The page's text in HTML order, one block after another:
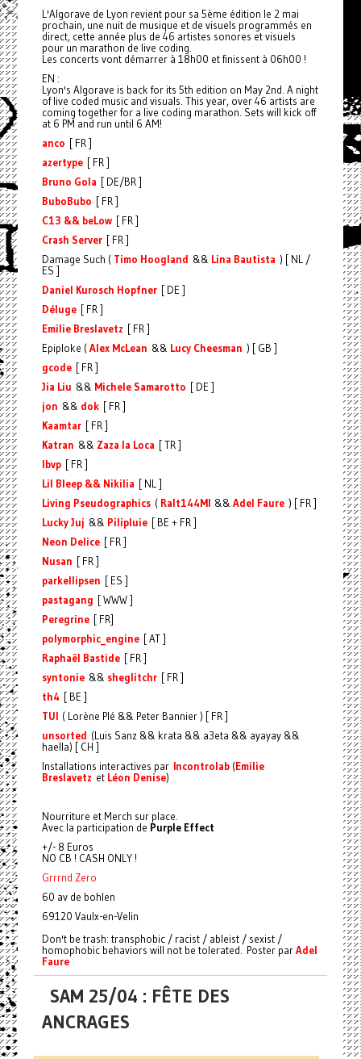
L'Algorave de Lyon revient pour sa 5ème édition le 2 mai
prochain, une nuit de musique et de visuels programmés en
direct, cette année plus de 46 artistes sonores et visuels
pour un marathon de live coding.
Les concerts vont démarrer à 18h00 et finissent à 06h00 !
EN :
Lyon's Algorave is back for its 5th edition on May 2nd. A night
of live coded music and visuals. This year, over 46 artists are
coming together for a live coding marathon. Sets will kick off
at 6 PM and run until 6 AM!
anco [ FR ]
azertype[ FR ]
Bruno Gola [ DE/BR ]
BuboBubo [ FR ]
C13 && beLow[ FR ]
Crash Server[ FR ]
Damage Such ( Timo Hoogland && Lina Bautista ) [ NL /
ES ]
Daniel Kurosch Hopfner[ DE ]
Déluge[ FR ]
Emilie Breslavetz [ FR ]
Epiploke (Alex McLean && Lucy Cheesman ) [ GB ]
gcode[ FR ]
Jia Liu && Michele Samarotto [ DE ]
jon && dok[ FR ]
Kaamtar[ FR ]
Katran && Zaza la Loca [ TR ]
lbvp[ FR ]
Lil Bleep && Nikilia [ NL ]
Living Pseudographics( Ralt144MI&& Adel Faure) [ FR ]
Lucky Juj && Pilipluie[ BE + FR ]
Neon Delice[ FR ]
Nusan [ FR ]
parkellipsen [ ES ]
pastagang [ WWW ]
Peregrine[ FR]
polymorphic_engine[ AT ]
Raphaël Bastide[ FR ]
syntonie&& sheglitchr[ FR ]
th4 [ BE ]
TUI( Lorène Plé && Peter Bannier ) [ FR ]
unsorted (Luis Sanz && krata && a3eta && ayayay &&
haella) [ CH ]
Installations interactives par Incontrolab(Emilie
Breslavetz et Léon Denise)
Nourriture et Merch sur place.
Avec la participation de Purple Effect
+/- 8 Euros
NO CB ! CASH ONLY !
Grrrnd Zero
60 av de bohlen
69120 Vaulx-en-Velin
Don't be trash: transphobic / racist / ableist / sexist /
homophobic behaviors will not be tolerated. Poster parAdel
Faure
SAM 25/04 : FÊTE DES
ANCRAGES